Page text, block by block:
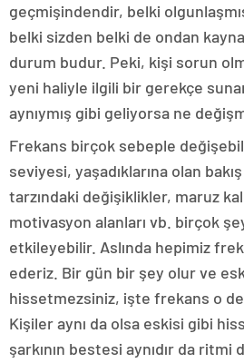
geçmişindendir, belki
belki sizden belki de ondan
durum budur. Peki, kişi sorun
yeni haliyle ilgili bir gerekçe
aynıymış gibi geliyorsa ne
Frekans birçok sebeple
seviyesi, yaşadıklarına olan
tarzındaki değişiklikler, maruz
motivasyon alanları vb. birçok
etkileyebilir. Aslında hepimiz
ederiz. Bir gün bir şey olur ve
hissetmezsiniz, işte frekans o
Kişiler aynı da olsa eskisi gibi
şarkının bestesi aynıdır da ritmi